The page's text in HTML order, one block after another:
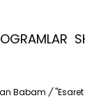
Babam /